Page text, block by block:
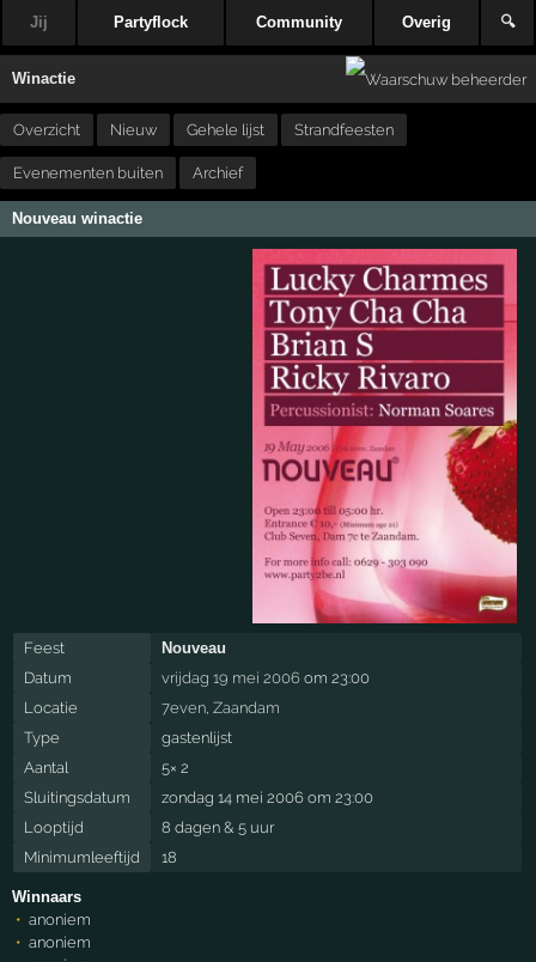
Jij Partyflock Community Overig 🔍
Winactie
Overzicht Nieuw Gehele lijst Strandfeesten
Evenementen buiten Archief
Nouveau winactie
Feest
Nouveau
Datum
vrijdag 19 mei 2006om 23:00
Locatie
7even, Zaandam
Type
gastenlijst
Aantal
5× 2
Sluitingsdatum
zondag 14 mei 2006 om 23:00
Looptijd
8 dagen & 5 uur
Minimumleeftijd
18
Winnaars
anoniem
anoniem